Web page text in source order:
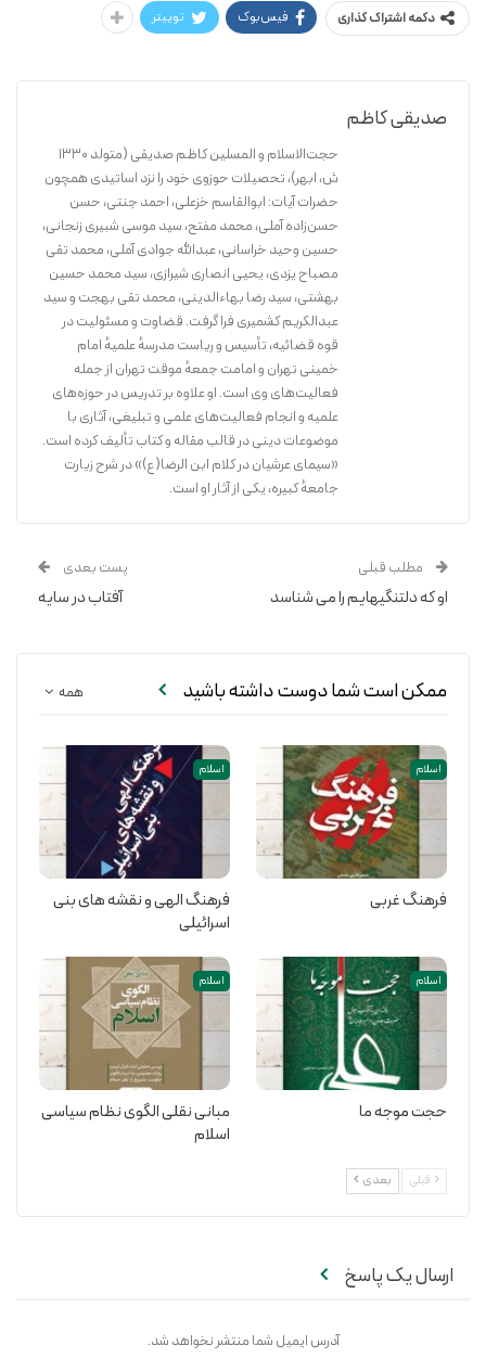
زیارت جامعه کبیره، قره العین موالیان و ارباب معرفت است که از امام
دکمه اشتراک گذاری فیس‌بوک توییتر
صدیقی کاظم
حجت‌الاسلام و المسلین کاظم صدیقی (متولد ۱۳۳۰
ش، ابهر)، تحصیلات حوزوی خود را نزد اساتیدی همچون
حضرات آیات: ابوالقاسم خزعلی، احمد جنتی، حسن
حسن‌زاده آملی، محمد مفتح، سید موسی شبیری زنجانی،
حسین وحید خراسانی، عبدالله جوادی آملی، محمد تقی
مصباح یزدی، یحیی انصاری شیرازی، سید محمد حسین
بهشتی، سید رضا بهاءالدینی، محمد تقی بهجت و سید
عبدالکریم کشمیری فرا گرفت. قضاوت و مسئولیت در
قوه قضائیه، تأسیس و ریاست مدرسهٔ علمیهٔ امام
خمینی تهران و امامت جمعهٔ موقت تهران از جمله
فعالیت‌های وی است. او علاوه بر تدریس در حوزه‏‌هاى
علمیه و انجام فعالیت‌های علمی و تبلیغی، آثاری با
موضوعات دینی در قالب مقاله و کتاب تألیف کرده است.
«سیمای عرشیان در کلام ابن الرضا(ع)» در شرح زیارت
جامعهٔ کبیره، یکی از آثار او است.
مطلب قبلی
او که دلتنگیهایم را می شناسد
پست بعدی
آفتاب در سایه
همه ممکن است شما دوست داشته باشید
اسلام
فرهنگ غربی
اسلام
فرهنگ الهی و نقشه های بنی
اسرائیلی
اسلام
حجت موجه ما
اسلام
مبانی نقلی الگوی نظام سیاسی
اسلام
قبلی بعدی
ارسال یک پاسخ
آدرس ایمیل شما منتشر نخواهد شد.